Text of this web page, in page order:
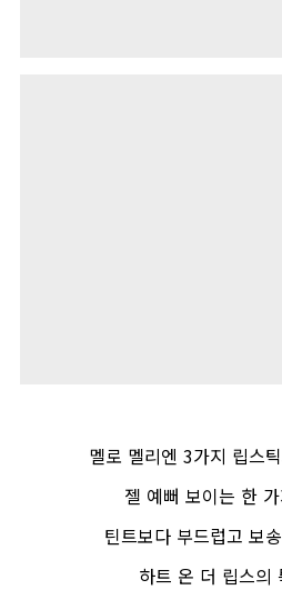
멜로 멜리엔 3가지 립스
젤 예뻐 보이는 한
틴트보다 부드럽고 보
하트 온 더 립스의